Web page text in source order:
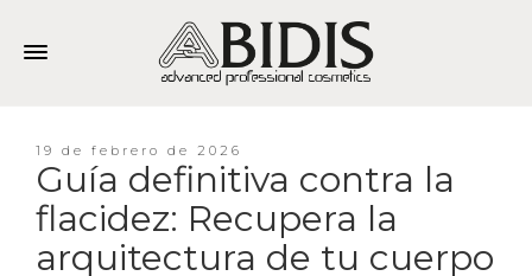
19 de febrero de 2026
Guía definitiva contra la
flacidez: Recupera la
arquitectura de tu cuerpo